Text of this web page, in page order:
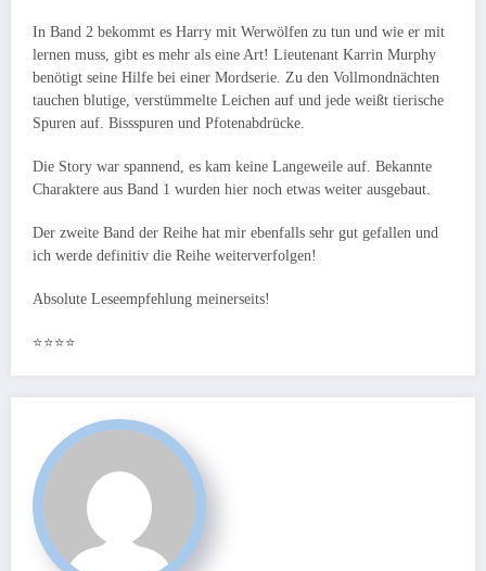
In Band 2 bekommt es Harry mit Werwölfen zu tun und wie er mit
lernen muss, gibt es mehr als eine Art! Lieutenant Karrin Murphy
benötigt seine Hilfe bei einer Mordserie. Zu den Vollmondnächten
tauchen blutige, verstümmelte Leichen auf und jede weißt tierische
Spuren auf. Bissspuren und Pfotenabdrücke.
Die Story war spannend, es kam keine Langeweile auf. Bekannte
Charaktere aus Band 1 wurden hier noch etwas weiter ausgebaut.
Der zweite Band der Reihe hat mir ebenfalls sehr gut gefallen und
ich werde definitiv die Reihe weiterverfolgen!
Absolute Leseempfehlung meinerseits!
⭐️⭐️⭐️⭐️